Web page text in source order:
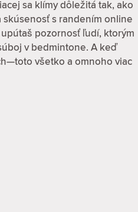
sa klímy dôležitá tak, ako
skúsenosť s randením online
pozornosť ľudí, ktorým
v bedmintone. A keď
všetko a omnoho viac